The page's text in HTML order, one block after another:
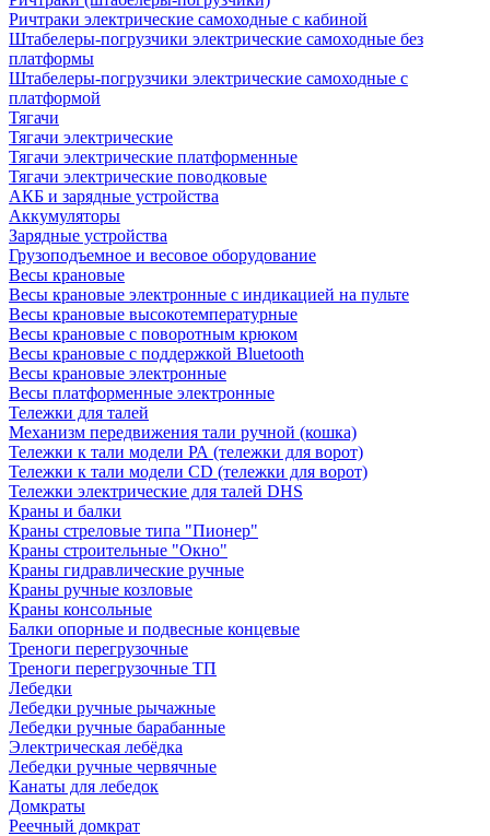
Ричтраки электрические самоходные с кабиной
Штабелеры-погрузчики электрические самоходные без
платформы
Штабелеры-погрузчики электрические самоходные с
платформой
Тягачи
Тягачи электрические
Тягачи электрические платформенные
Тягачи электрические поводковые
АКБ и зарядные устройства
Аккумуляторы
Зарядные устройства
Грузоподъемное и весовое оборудование
Весы крановые
Весы крановые электронные с индикацией на пульте
Весы крановые высокотемпературные
Весы крановые с поворотным крюком
Весы крановые с поддержкой Bluetooth
Весы крановые электронные
Весы платформенные электронные
Тележки для талей
Механизм передвижения тали ручной (кошка)
Тележки к тали модели РА (тележки для ворот)
Тележки к тали модели CD (тележки для ворот)
Тележки электрические для талей DHS
Краны и балки
Краны стреловые типа "Пионер"
Краны строительные "Окно"
Краны гидравлические ручные
Краны ручные козловые
Краны консольные
Балки опорные и подвесные концевые
Треноги перегрузочные
Треноги перегрузочные ТП
Лебедки
Лебедки ручные рычажные
Лебедки ручные барабанные
Электрическая лебёдка
Лебедки ручные червячные
Канаты для лебедок
Домкраты
Реечный домкрат